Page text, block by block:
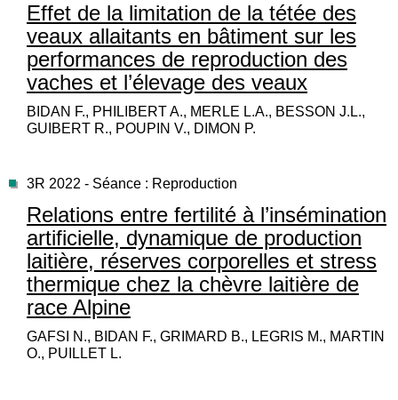
Effet de la limitation de la tétée des
veaux allaitants en bâtiment sur les
performances de reproduction des
vaches et l’élevage des veaux
BIDAN F., PHILIBERT A., MERLE L.A., BESSON J.L.,
GUIBERT R., POUPIN V., DIMON P.
3R 2022 - Séance : Reproduction
Relations entre fertilité à l’insémination
artificielle, dynamique de production
laitière, réserves corporelles et stress
thermique chez la chèvre laitière de
race Alpine
GAFSI N., BIDAN F., GRIMARD B., LEGRIS M., MARTIN
O., PUILLET L.